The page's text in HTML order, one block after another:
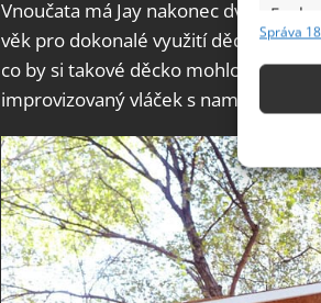
Funkce
Správa
Vnoučata má Jay nakonec dvě, kluky
věk pro dokonalé využití dědečkova
co by si takové děcko mohlo přát.
improvizovaný vláček s